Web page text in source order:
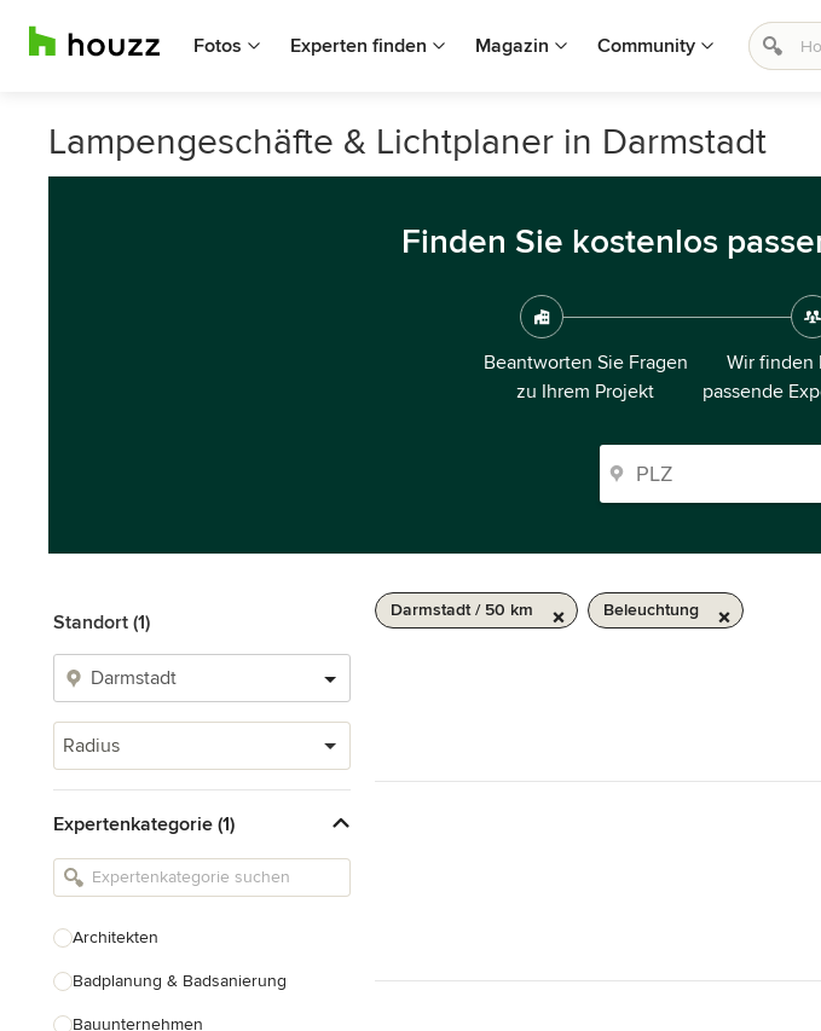
Fotos Experten finden Magazin Community
Lampengeschäfte & Lichtplaner in Darmstadt
Finden Sie kostenlos
Beantworten Sie Fragen
zu Ihrem Projekt
Wir finden
passende
Standort (1)
Radius
Expertenkategorie (1)
Architekten
Badplanung & Badsanierung
Bauunternehmen
Darmstadt / 50 km Beleuchtung